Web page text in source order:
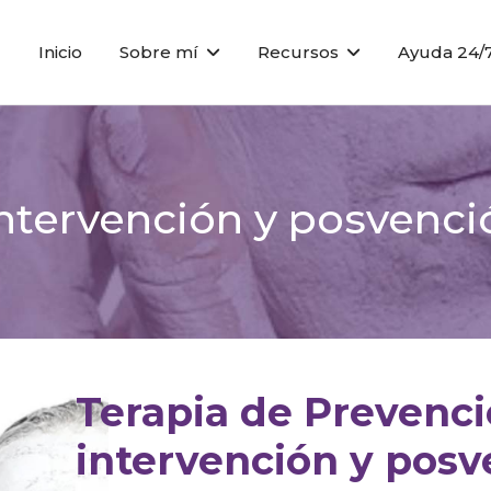
Inicio Sobre mí Recursos Ayuda 24/
y
Terapia de
intervención y